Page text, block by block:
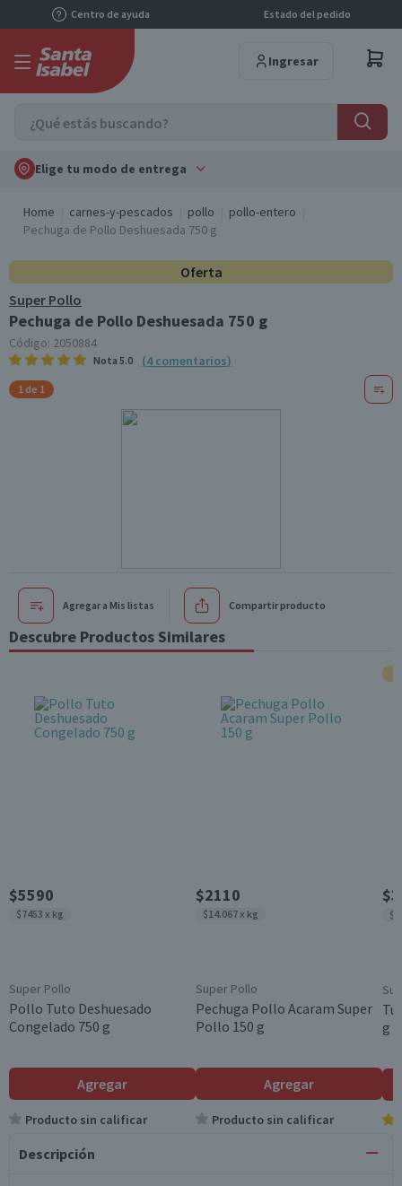
Centro de ayuda Estado del pedido
Ingresar
Elige tu modo de entrega
Home carnes-y-pescados pollo
pollo-entero
Pechuga de Pollo Deshuesada 750 g
Oferta
Super Pollo
Pechuga de Pollo Deshuesada 750 g
Código: 2050884
Nota 5.0 (4 comentarios)
1 de 1
Agregar a Mis listas Compartir producto
Descubre Productos Similares
$5590
$7453 x kg
Super Pollo
Pollo Tuto Deshuesado
Congelado 750 g
Agregar
Producto sin calificar
$2110
$14.067 x kg
Super Pollo
Pechuga Pollo Acaram Super
Pollo 150 g
Agregar
Producto sin calificar
g
Descripción